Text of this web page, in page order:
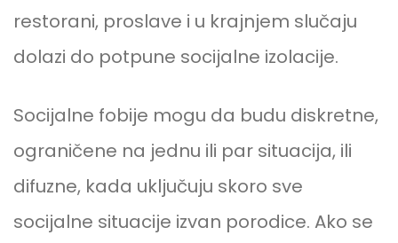
restorani, proslave i u krajnjem slučaju
dolazi do potpune socijalne izolacije.
Socijalne fobije mogu da budu diskretne,
ograničene na jednu ili par situacija, ili
difuzne, kada uključuju skoro sve
socijalne situacije izvan porodice. Ako se